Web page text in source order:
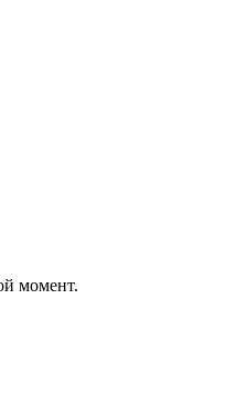
момент.